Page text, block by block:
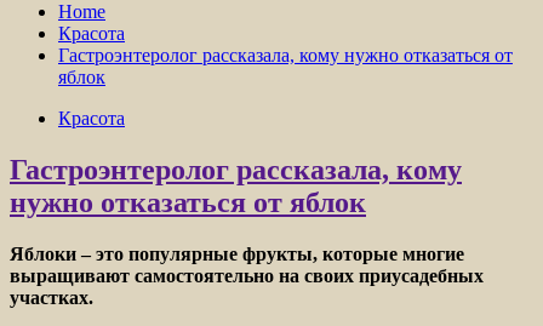
Home
Красота
Гастроэнтеролог рассказала, кому нужно отказаться от
яблок
Красота
Гастроэнтеролог рассказала, кому
нужно отказаться от яблок
Яблоки – это популярные фрукты, которые многие
выращивают самостоятельно на своих приусадебных
участках.